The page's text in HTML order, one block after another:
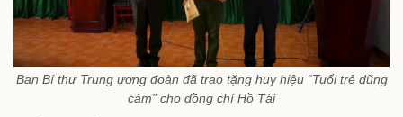
Ban Bí thư Trung ương đoàn đã trao tặng huy hiệu “Tuổi trẻ dũng
cảm” cho đồng chí Hồ Tài